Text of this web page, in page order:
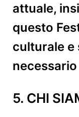
attuale,
questo
culturale e
5. CHI